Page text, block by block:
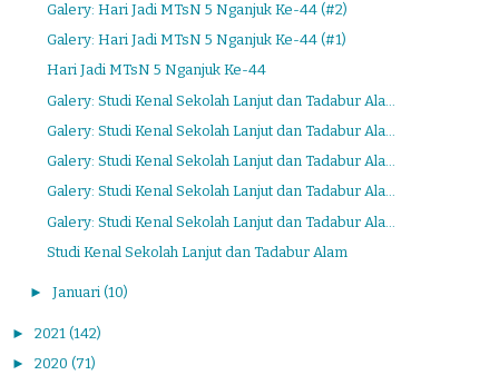
Galery: Hari Jadi MTsN 5 Nganjuk Ke-44 (#2)
Galery: Hari Jadi MTsN 5 Nganjuk Ke-44 (#1)
Hari Jadi MTsN 5 Nganjuk Ke-44
Galery: Studi Kenal Sekolah Lanjut dan Tadabur Ala...
Galery: Studi Kenal Sekolah Lanjut dan Tadabur Ala...
Galery: Studi Kenal Sekolah Lanjut dan Tadabur Ala...
Galery: Studi Kenal Sekolah Lanjut dan Tadabur Ala...
Galery: Studi Kenal Sekolah Lanjut dan Tadabur Ala...
Studi Kenal Sekolah Lanjut dan Tadabur Alam
► Januari (10)
► 2021 (142)
► 2020 (71)